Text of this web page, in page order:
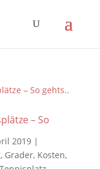
– So
2019|
, Grader, Kosten,